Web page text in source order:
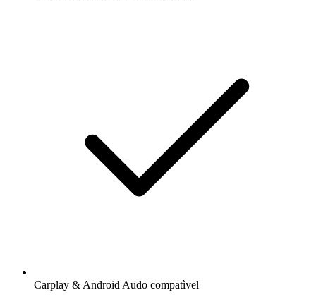
Carplay & Android Audo compatìvel